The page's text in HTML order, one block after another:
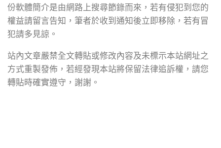
份軟體簡介是由網路上搜尋節錄而來，若有侵犯到您的
權益請留言告知，筆者於收到通知後立即移除，若有冒
犯請多見諒。
站內文章嚴禁全文轉貼或修改內容及未標示本站網址之
方式重製發佈，若經發現本站將保留法律追訴權，請您
轉貼時確實遵守，謝謝。